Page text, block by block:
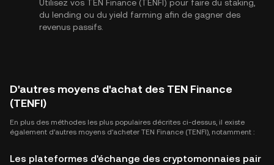
Utilisez vos TEN Finance (TENFI) pour faire du staking,
du lending ou du yield farming afin de gagner des
revenus passifs.
D'autres moyens d'achat des TEN Finance
(TENFI)
En plus des méthodes les plus populaires décrites ci-dessus, il existe
également d'autres moyens d'acheter TEN Finance (TENFI), notamment :
Les plateformes d'échange des cryptomonnaies pair